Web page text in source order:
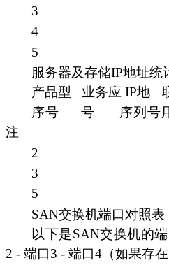
3
4
5
服务器及存储IP地址统
产品型
业务应 IP地
序号
号 序列号
注
2
3
5
SAN交换机端口对照表
以下是SAN交换机的
2 - 端口3 - 端口4（如果存在